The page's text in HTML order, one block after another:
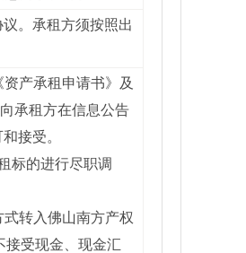
。承租方须按照出
产承租申请书》及
承租方在信息公告
接受。
标的进行尽职调
转入佛山南方产权
接受现金、现金汇